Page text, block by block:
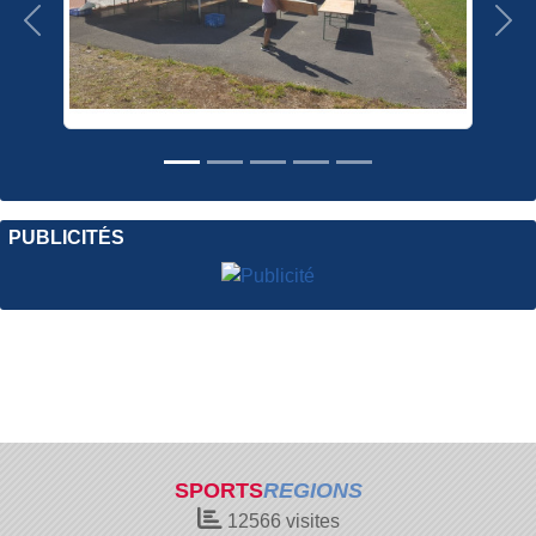
Précedent
PUBLICITÉS
SPORTSREGIONS
12566visites